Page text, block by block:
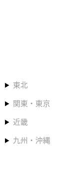
東北
関東・東京
近畿
九州・沖縄